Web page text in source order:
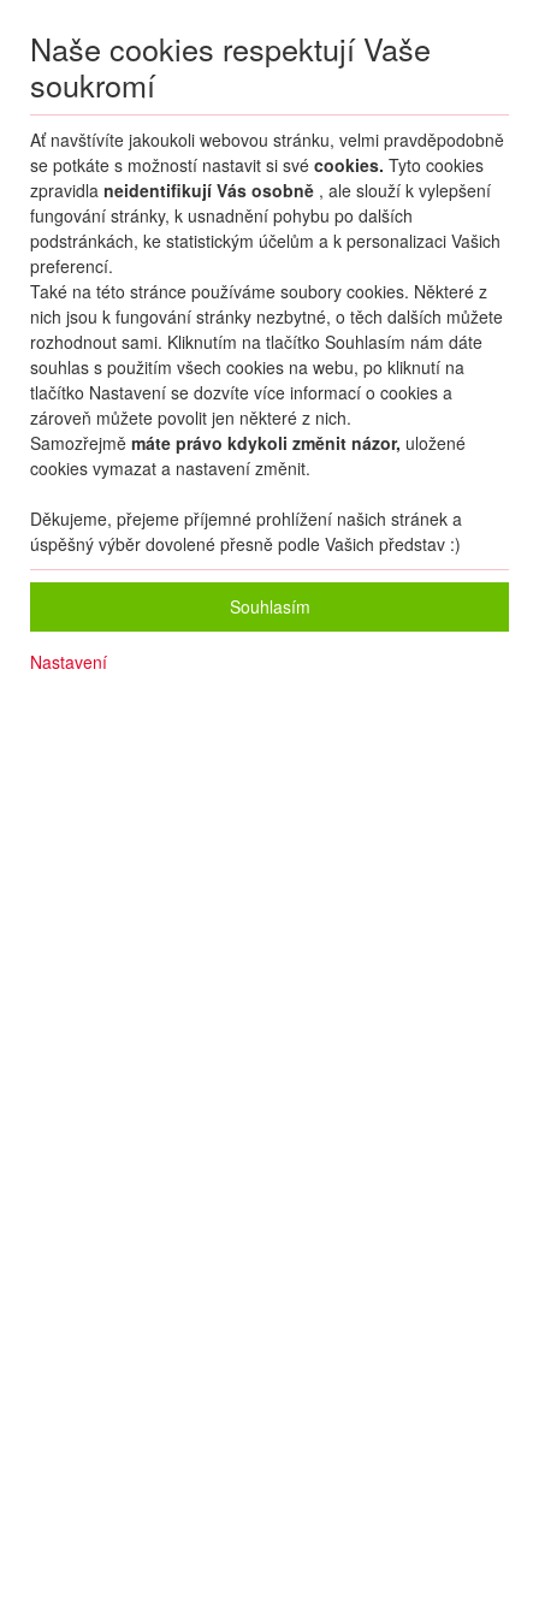
Naše cookies respektují Vaše
soukromí
Ať navštívíte jakoukoli webovou stránku, velmi pravděpodobně
se potkáte s možností nastavit si své cookies. Tyto cookies
zpravidla neidentifikují Vás osobně , ale slouží k vylepšení
fungování stránky, k usnadnění pohybu po dalších
podstránkách, ke statistickým účelům a k personalizaci Vašich
preferencí.
Také na této stránce používáme soubory cookies. Některé z
nich jsou k fungování stránky nezbytné, o těch dalších můžete
rozhodnout sami. Kliknutím na tlačítko Souhlasím nám dáte
souhlas s použitím všech cookies na webu, po kliknutí na
tlačítko Nastavení se dozvíte více informací o cookies a
zároveň můžete povolit jen některé z nich.
Samozřejmě máte právo kdykoli změnit názor, uložené
cookies vymazat a nastavení změnit.
Děkujeme, přejeme příjemné prohlížení našich stránek a
úspěšný výběr dovolené přesně podle Vašich představ :)
Souhlasím
Nastavení
Menu
MojePřihlášení
Destinace nerozhoduje
09.08.-...• 2 osoby